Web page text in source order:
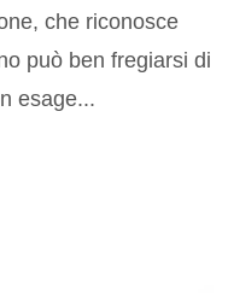
che riconosce
può ben fregiarsi di
esage...